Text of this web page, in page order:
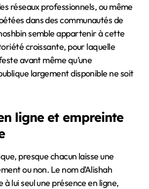
réseaux professionnels, ou même
dans des communautés de
semble appartenir à cette
croissante, pour laquelle
avant même qu’une
largement disponible ne soit
ligne et empreinte
presque chacun laisse une
ou non. Le nom d’Alishah
à lui seul une présence en ligne,